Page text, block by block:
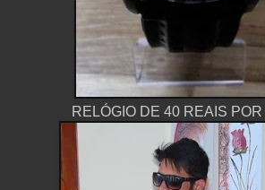
RELÓGIO DE 40 REAIS